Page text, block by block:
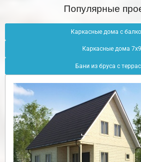
Популярные
Каркасные дома с
Каркасные дома 7х9
Бани из бруса с